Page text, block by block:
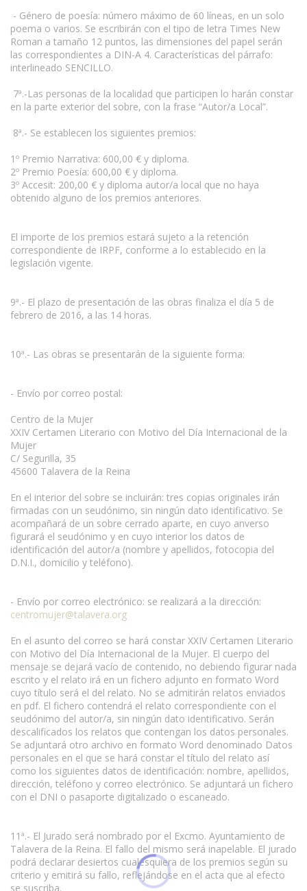
- Género de poesía: número máximo de 60 líneas, en un solo
poema o varios. Se escribirán con el tipo de letra Times New
Roman a tamaño 12 puntos, las dimensiones del papel serán
las correspondientes a DIN-A 4. Características del párrafo:
interlineado SENCILLO.
7ª.-Las personas de la localidad que participen lo harán constar
en la parte exterior del sobre, con la frase “Autor/a Local”.
8ª.- Se establecen los siguientes premios:
1º Premio Narrativa: 600,00 € y diploma.
2º Premio Poesía: 600,00 € y diploma.
3º Accesit: 200,00 € y diploma autor/a local que no haya
obtenido alguno de los premios anteriores.
El importe de los premios estará sujeto a la retención
correspondiente de IRPF, conforme a lo establecido en la
legislación vigente.
9ª.- El plazo de presentación de las obras finaliza el día 5 de
febrero de 2016, a las 14 horas.
10ª.- Las obras se presentarán de la siguiente forma:
- Envío por correo postal:
Centro de la Mujer
XXIV Certamen Literario con Motivo del Día Internacional de la
Mujer
C/ Segurilla, 35
45600 Talavera de la Reina
En el interior del sobre se incluirán: tres copias originales irán
firmadas con un seudónimo, sin ningún dato identificativo. Se
acompañará de un sobre cerrado aparte, en cuyo anverso
figurará el seudónimo y en cuyo interior los datos de
identificación del autor/a (nombre y apellidos, fotocopia del
D.N.I., domicilio y teléfono).
- Envío por correo electrónico: se realizará a la dirección:
centromujer@talavera.org
En el asunto del correo se hará constar XXIV Certamen Literario
con Motivo del Día Internacional de la Mujer. El cuerpo del
mensaje se dejará vacío de contenido, no debiendo figurar nada
escrito y el relato irá en un fichero adjunto en formato Word
cuyo título será el del relato. No se admitirán relatos enviados
en pdf. El fichero contendrá el relato correspondiente con el
seudónimo del autor/a, sin ningún dato identificativo. Serán
descalificados los relatos que contengan los datos personales.
Se adjuntará otro archivo en formato Word denominado Datos
personales en el que se hará constar el título del relato así
como los siguientes datos de identificación: nombre, apellidos,
dirección, teléfono y correo electrónico. Se adjuntará un fichero
con el DNI o pasaporte digitalizado o escaneado.
11ª.- El Jurado será nombrado por el Excmo. Ayuntamiento de
Talavera de la Reina. El fallo del mismo será inapelable. El jurado
podrá declarar desiertos cualesquiera de los premios según su
criterio y emitirá su fallo, reflejándose en el acta que al efecto
se suscriba.